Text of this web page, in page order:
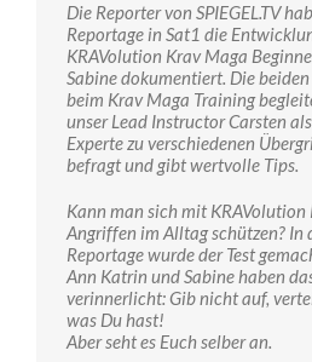
Die Reporter von SPIEGEL.TV
Reportage in Sat1 die
KRAVolution Krav Maga
Sabine dokumentiert. Die
beim Krav Maga Training
unser Lead Instructor Carsten
Experte zu verschiedenen
befragt und gibt wertvolle Tips.
Kann man sich mit KRAVolution
Angriffen im Alltag schützen? In
Reportage wurde der Test
Ann Katrin und Sabine haben
verinnerlicht: Gib nicht auf,
was Du hast!
Aber seht es Euch selber an.